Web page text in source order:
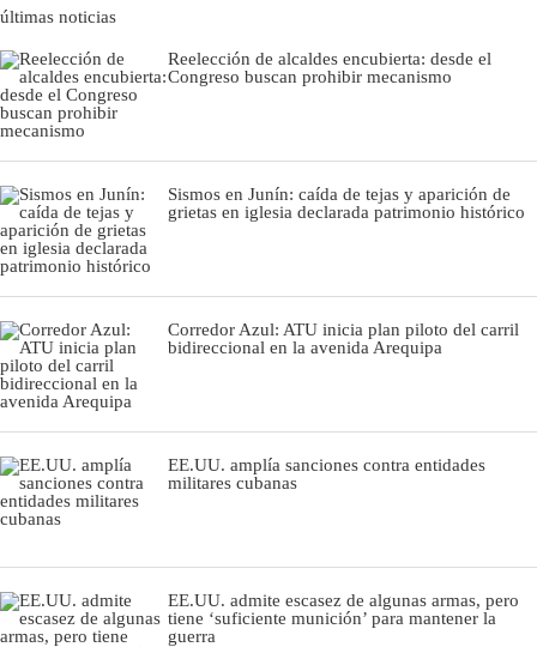
últimas noticias
Reelección de alcaldes encubierta: desde el
Congreso buscan prohibir mecanismo
Sismos en Junín: caída de tejas y aparición de
grietas en iglesia declarada patrimonio histórico
Corredor Azul: ATU inicia plan piloto del carril
bidireccional en la avenida Arequipa
EE.UU. amplía sanciones contra entidades
militares cubanas
EE.UU. admite escasez de algunas armas, pero
tiene ‘suficiente munición’ para mantener la
guerra